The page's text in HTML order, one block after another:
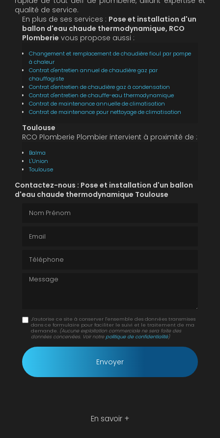
qualité de service.
En plus de ses services : Pose et installation d'un
ballon d'eau chaude thermodynamique, RCO
Plomberie vous propose aussi :
Changement et remplacement de chaudière fioul par pompe
à chaleur
Contrat d'entretien annuel de chaudière gaz par
chauffagiste
Contrat d'entretien de chaudière gaz à condensation
Contrat d'entretien de chauffe-eau thermodynamique
Contrat de maintenance annuelle de climatisation
Contrat de maintenance pour nettoyage de climatisation
Toulouse
RCO Plomberie Plombier intervient à proximité de :
Balma
L'Union
Toulouse
Contactez-nous : Pose et installation d'un ballon
d'eau chaude thermodynamique Toulouse
Message
J'autorise ce site à conserver l'ensemble des données transmises
dans ce formulaire pour faciliter le suivi et le traitement de ma
demande. (Aucune exploitation commerciale ne sera faite des
données concervées. Voir notrepolitique de confidentialité)
En savoir +